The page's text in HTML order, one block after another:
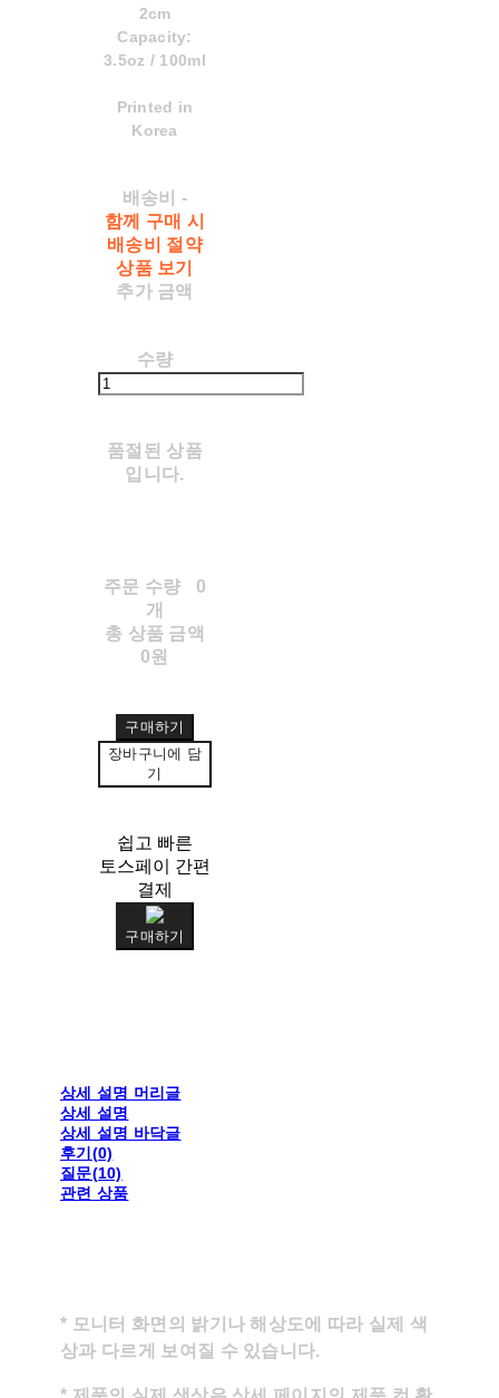
2cm
Capacity:
3.5oz / 100ml
Printed in
Korea
배송비 -
함께 구매 시
배송비 절약
상품 보기
추가 금액
수량
품절된 상품
입니다.
주문 수량
0
개
총 상품 금액
0원
구매하기
장바구니에 담
기
쉽고 빠른
토스페이 간편
결제
구매하기
상세 설명 머리글
상세 설명
상세 설명 바닥글
후기(0)
질문(10)
관련 상품
* 모니터 화면의 밝기나 해상도에 따라 실제 색
상과 다르게 보여질 수 있습니다.